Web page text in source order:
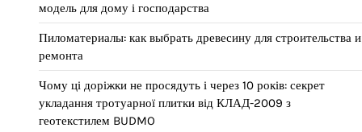
модель для дому і господарства
Пиломатериалы: как выбрать древесину для строительства и
ремонта
Чому ці доріжки не просядуть і через 10 років: секрет
укладання тротуарної плитки від КЛАД-2009 з
геотекстилем BUDMO